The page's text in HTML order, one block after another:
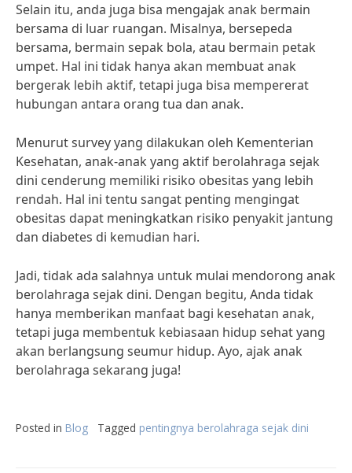
Selain itu, anda juga bisa mengajak anak bermain
bersama di luar ruangan. Misalnya, bersepeda
bersama, bermain sepak bola, atau bermain petak
umpet. Hal ini tidak hanya akan membuat anak
bergerak lebih aktif, tetapi juga bisa mempererat
hubungan antara orang tua dan anak.
Menurut survey yang dilakukan oleh Kementerian
Kesehatan, anak-anak yang aktif berolahraga sejak
dini cenderung memiliki risiko obesitas yang lebih
rendah. Hal ini tentu sangat penting mengingat
obesitas dapat meningkatkan risiko penyakit jantung
dan diabetes di kemudian hari.
Jadi, tidak ada salahnya untuk mulai mendorong anak
berolahraga sejak dini. Dengan begitu, Anda tidak
hanya memberikan manfaat bagi kesehatan anak,
tetapi juga membentuk kebiasaan hidup sehat yang
akan berlangsung seumur hidup. Ayo, ajak anak
berolahraga sekarang juga!
Posted in Blog Tagged pentingnya berolahraga sejak dini